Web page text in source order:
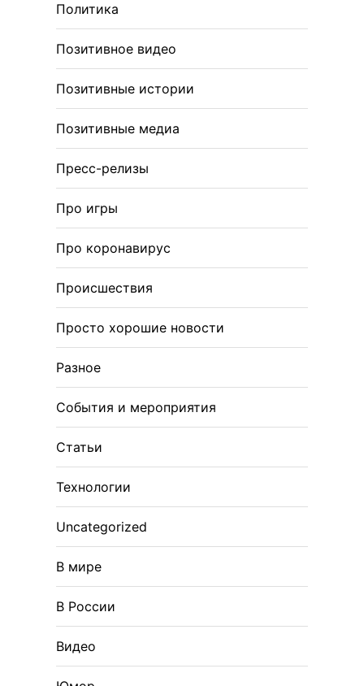
Политика
Позитивное видео
Позитивные истории
Позитивные медиа
Пресс-релизы
Про игры
Про коронавирус
Происшествия
Просто хорошие новости
Разное
События и мероприятия
Статьи
Технологии
Uncategorized
В мире
В России
Видео